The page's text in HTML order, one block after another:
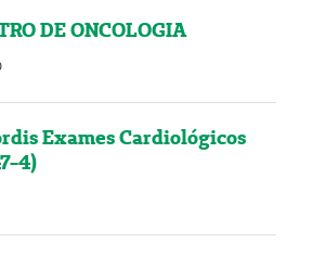
DE ONCOLOGIA
Exames Cardiológicos
4)